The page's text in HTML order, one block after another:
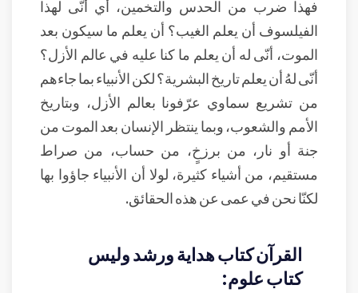
فهذا ضرب من الحدس والتخمين، أي أنّى لهذا
الفيلسوف أن يعلم الغيب؟ أن يعلم ما سيكون بعد
الموت، أنّى له أن يعلم ما كنا عليه في عالم الأزل؟
أنّى لهُ أن يعلم تاريخ البشرية؟ لكن الأنبياء بما جاءهم
من تشريع سماوي عرّفونا بعالم الأزل، وبتاريخ
الأمم والشعوب، وبما ينتظر الإنسان بعد الموت من
جنة أو نار، من برزخٍ، من حساب، من صراط
مستقيم، من أشياء كثيرة، لولا أن الأنبياء جاؤوا بها
لكنّا نحن في عمى عن هذه الحقائق.
القرآن كتاب هداية ورشد وليس
كتاب علوم: